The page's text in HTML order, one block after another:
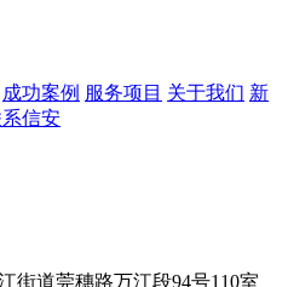
成功案例 服务项目 关于我们 新
信安
街道莞穗路万江段94号110室